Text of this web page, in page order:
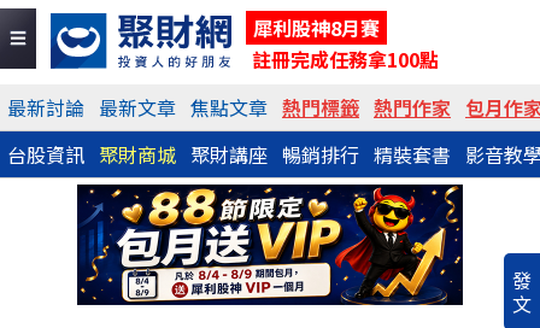
犀利股神8月賽
註冊完成任務拿100點
最新討論 最新文章 焦點文章 熱門標籤 熱門作家 包月作
台股資訊 聚財商城 聚財講座 暢銷排行 精裝套書 影音教
發
文